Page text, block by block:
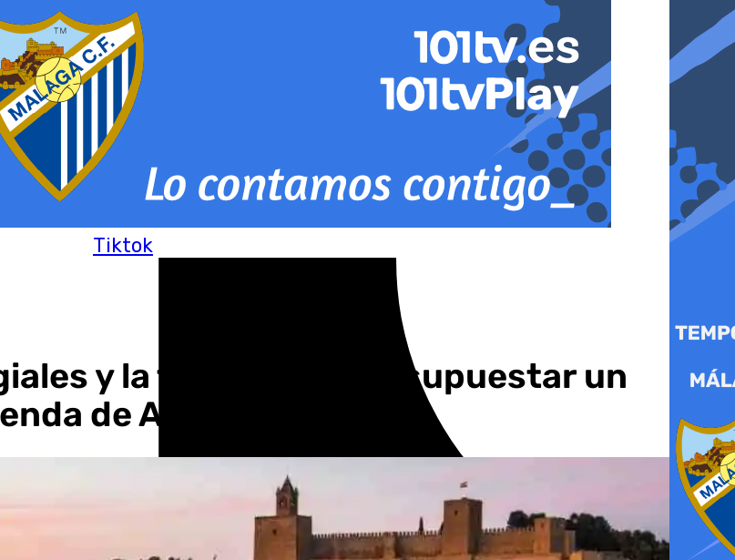
Tiktok
y la fecha para presupuestar un
de Antequera